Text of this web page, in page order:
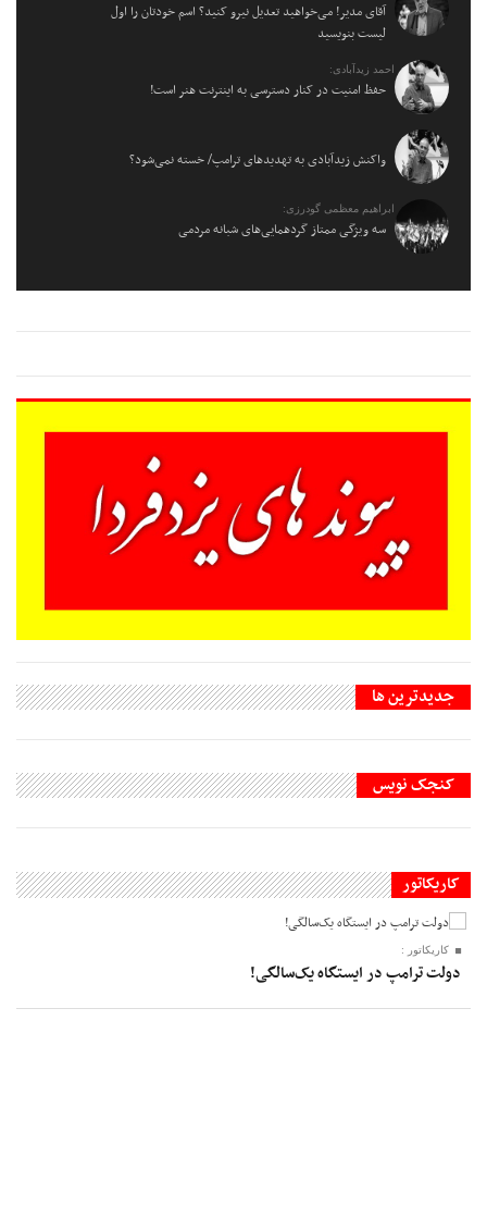
آقای مدیر! می‌خواهید تعدیل نیرو کنید؟ اسم خودتان را اول
لیست بنویسید
احمد زیدآبادی:
حفظ امنیت در کنار دسترسی به اینترنت هنر است!
واکنش زیدآبادی به تهدیدهای ترامپ/ خسته نمی‌شود؟
ابراهیم معظمی گودرزی:
سه ویژگی ممتاز گردهمایی‌های شبانه مردمی
جديدترين ها
کنجک نویس
کاریکاتور
کاریکاتور :
دولت ترامپ در ایستگاه یک‌سالگی!